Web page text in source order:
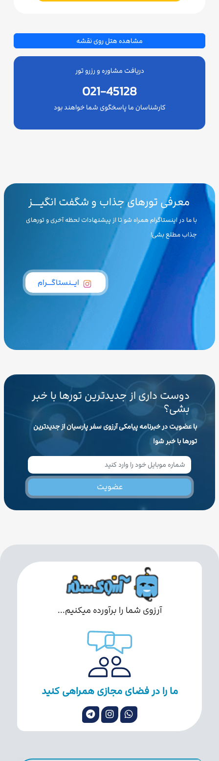
مشاهده هتل روی نقشه
دریافت مشاوره و رزرو تور
021-45128
کارشناسان ما پاسخگوی شما خواهند بود
معرفی تورهای جذاب و شگفت انگیـــز
با ما در اینستاگرام همراه شو تا از پیشنهادات لحظه آخری و تورهای
جذاب مطلع بشی!
ایــنستاگـــرام
دوست داری از جدیدترین تورها با خبر
بشی؟
با عضویت در خبرنامه پیامکی آرزوی سفر پارسیان از جدیدترین
تورها با خبر شو!
عضویت
آرزوی شما را برآورده میکنیم...
ما را در فضای مجازی همراهی کنید